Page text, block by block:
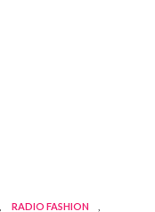
RADIO FASHION